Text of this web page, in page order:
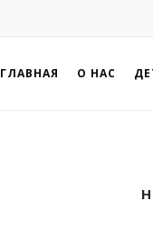
ГЛАВНАЯ О НАС